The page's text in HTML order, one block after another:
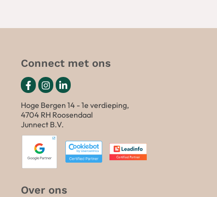
Connect met ons
Hoge Bergen 14 - 1e verdieping,
4704 RH Roosendaal
Junnect B.V.
Over ons